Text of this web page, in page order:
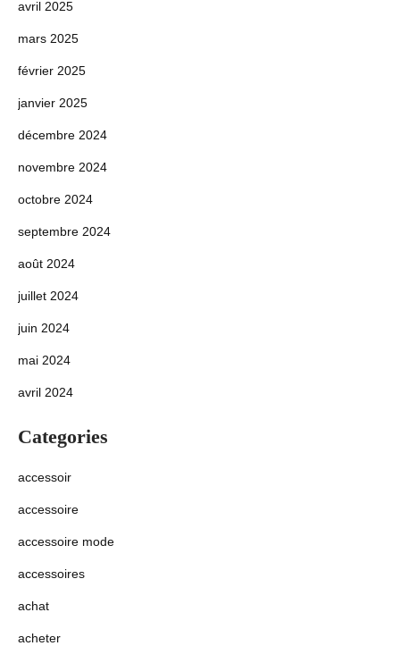
avril 2025
mars 2025
février 2025
janvier 2025
décembre 2024
novembre 2024
octobre 2024
septembre 2024
août 2024
juillet 2024
juin 2024
mai 2024
avril 2024
Categories
accessoir
accessoire
accessoire mode
accessoires
achat
acheter